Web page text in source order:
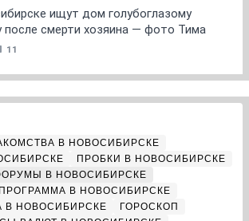
ищут дом голубоглазому
после смерти хозяина — фото Тима
11
В НОВОСИБИРСКЕ
ПРОБКИ В НОВОСИБИРСКЕ
В НОВОСИБИРСКЕ
В НОВОСИБИРСКЕ
В НОВОСИБИРСКЕ
ГОРОСКОП